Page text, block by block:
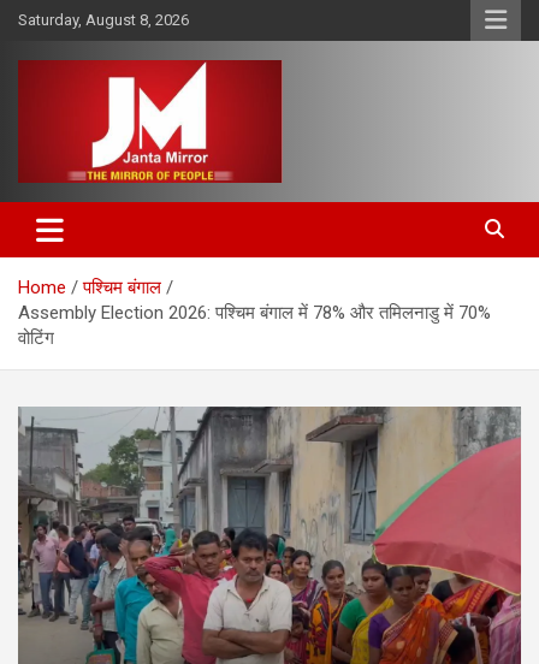
Skip
content
Saturday, August 8, 2026
Janta Mirror
Home
पश्चिम बंगाल
Assembly Election 2026: पश्चिम बंगाल में 78% और तमिलनाडु में 70%
वोटिंग